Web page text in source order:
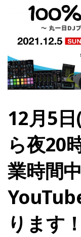
12月5
ら夜20
業時間
ります！